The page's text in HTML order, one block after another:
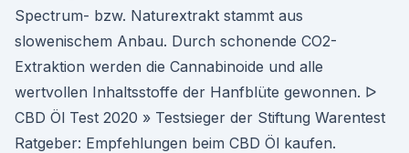
Spectrum- bzw. Naturextrakt stammt aus
slowenischem Anbau. Durch schonende CO2-
Extraktion werden die Cannabinoide und alle
wertvollen Inhaltsstoffe der Hanfblüte gewonnen. ᐅ
CBD Öl Test 2020 » Testsieger der Stiftung Warentest
Ratgeber: Empfehlungen beim CBD Öl kaufen.